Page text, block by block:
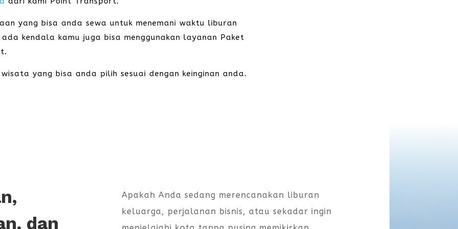
yang bisa anda sewa untuk menemani waktu liburan
kendala kamu juga bisa menggunakan layanan Paket
yang bisa anda pilih sesuai dengan keinginan anda.
dan
Apakah Anda sedang merencanakan liburan
keluarga, perjalanan bisnis, atau sekadar ingin